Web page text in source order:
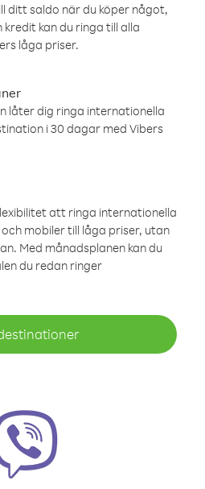
ditt saldo när du köper något,
kan du ringa till alla
låga priser.
låter dig ringa internationella
i 30 dagar med Vibers
att ringa internationella
mobiler till låga priser, utan
Med månadsplanen kan du
du redan ringer